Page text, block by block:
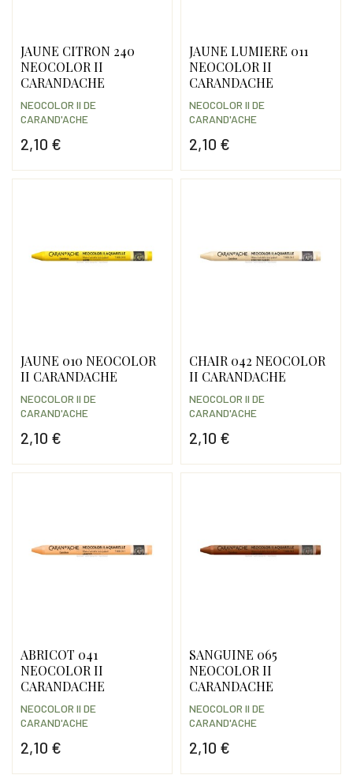
JAUNE CITRON 240
NEOCOLOR II
CARANDACHE
2,10 €
NEOCOLOR II DE
CARAND'ACHE
JAUNE LUMIERE 011
NEOCOLOR II
CARANDACHE
2,10 €
NEOCOLOR II DE
CARAND'ACHE
JAUNE 010 NEOCOLOR
II CARANDACHE
2,10 €
NEOCOLOR II DE
CARAND'ACHE
CHAIR 042 NEOCOLOR
II CARANDACHE
2,10 €
NEOCOLOR II DE
CARAND'ACHE
ABRICOT 041
NEOCOLOR II
CARANDACHE
2,10 €
NEOCOLOR II DE
CARAND'ACHE
SANGUINE 065
NEOCOLOR II
CARANDACHE
2,10 €
NEOCOLOR II DE
CARAND'ACHE